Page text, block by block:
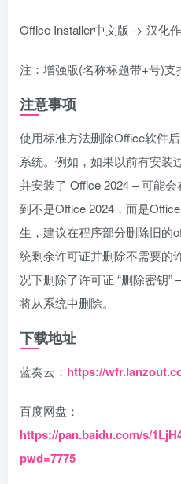
Office Installer中文版 -> 汉化
注：增强版(名称标题带+号)支
注意事项
使用标准方法删除Office软件
系统。例如，如果以前有安装
并安装了 Office 2024 – 可能
到不是Office 2024，而是
生，建议在程序部分删除旧的
统剩余许可证并删除不需要的
况下删除了许可证 “删除密钥”
将从系统中删除。
下载地址
蓝奏云： https://
百度网盘：
https://pan.baidu.com/s/
pwd=7775